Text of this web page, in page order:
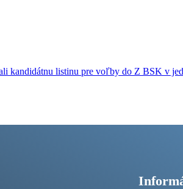
kandidátnu listinu pre voľby do Z BSK v